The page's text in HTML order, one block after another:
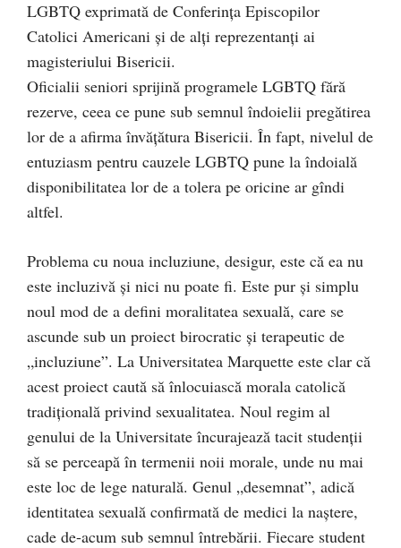
LGBTQ exprimată de Conferința Episcopilor
Catolici Americani și de alți reprezentanți ai
magisteriului Bisericii.
Oficialii seniori sprijină programele LGBTQ fără
rezerve, ceea ce pune sub semnul îndoielii pregătirea
lor de a afirma învățătura Bisericii. În fapt, nivelul de
entuziasm pentru cauzele LGBTQ pune la îndoială
disponibilitatea lor de a tolera pe oricine ar gîndi
altfel.
Problema cu noua incluziune, desigur, este că ea nu
este incluzivă și nici nu poate fi. Este pur și simplu
noul mod de a defini moralitatea sexuală, care se
ascunde sub un proiect birocratic și terapeutic de
„incluziune”. La Universitatea Marquette este clar că
acest proiect caută să înlocuiască morala catolică
tradițională privind sexualitatea. Noul regim al
genului de la Universitate încurajează tacit studenții
să se perceapă în termenii noii morale, unde nu mai
este loc de lege naturală. Genul „desemnat”, adică
identitatea sexuală confirmată de medici la naștere,
cade de-acum sub semnul întrebării. Fiecare student